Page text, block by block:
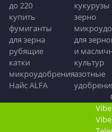
до 220
купить
фумиганты
для зерна
рубящие
катки
микроудобрения
Найс ALFA
кукурузы
зерно
для
и
культур
азотные